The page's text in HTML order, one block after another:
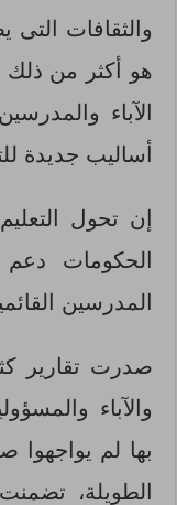
والثقافات التى
هو أكثر من
الآباء
أساليب جديدة
إن تحول
الحكومات
المدرسين
صدرت تقارير
والآباء
بها لم يواجهوا
الطويلة،